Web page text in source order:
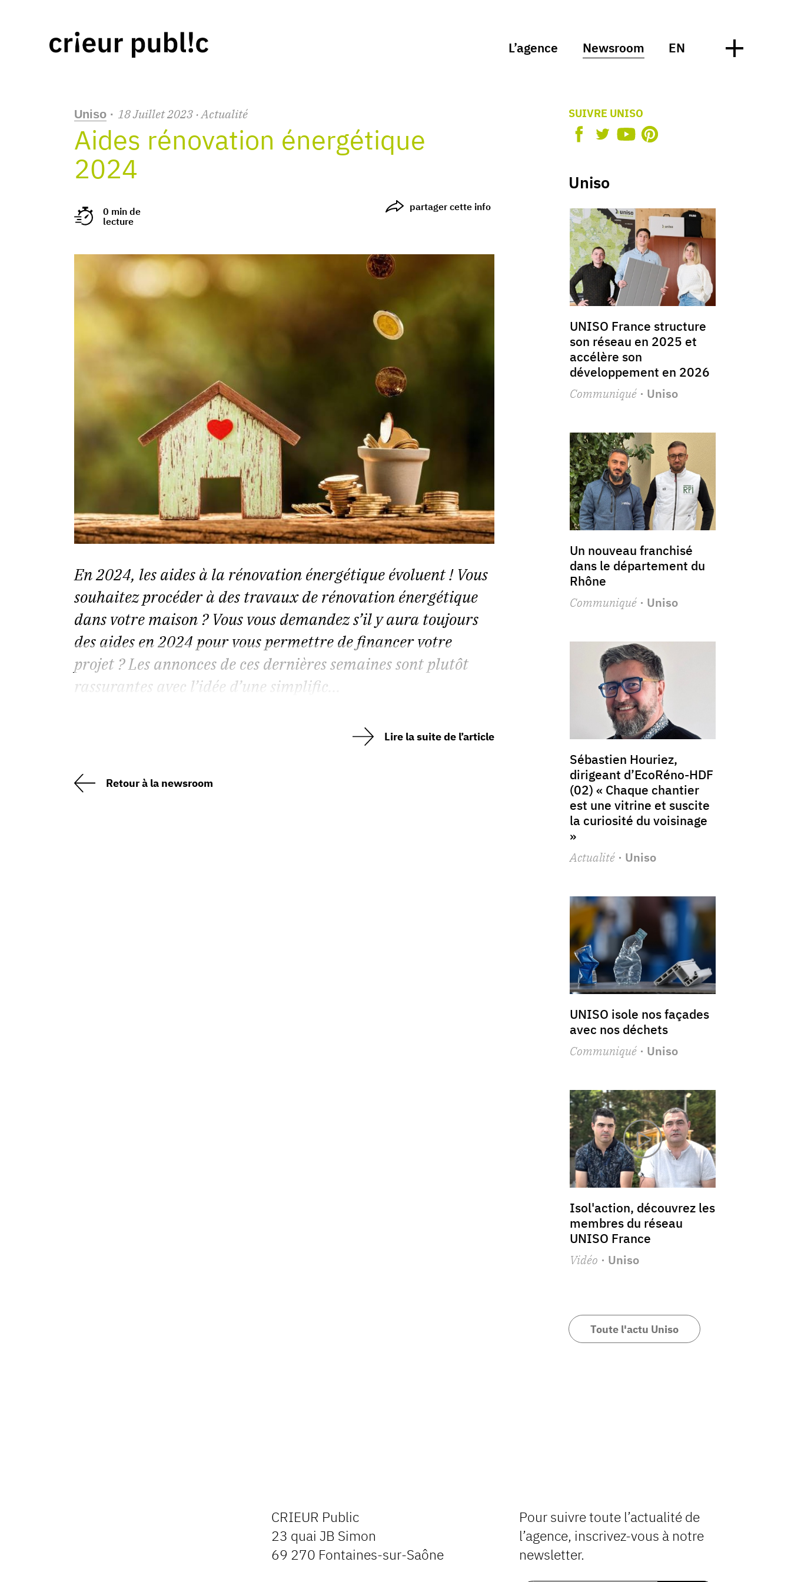
L’agence Newsroom EN
Uniso · 18Juillet2023 · Actualité
Aides rénovation énergétique
2024
0 min de
lecture
partager cette info
En 2024, les aides à la rénovation énergétique évoluent ! Vous
souhaitez procéder à des travaux de rénovation énergétique
dans votre maison ? Vous vous demandez s’il y aura toujours
des aides en 2024 pour vous permettre de financer votre
projet ? Les annonces de ces dernières semaines sont plutôt
rassurantes avec l’idée d’une simplific...
Lire la suite de l’article
Retour à la newsroom
SUIVRE UNISO
Uniso
UNISO France structure
son réseau en 2025 et
accélère son
développement en 2026
Communiqué· Uniso
Un nouveau franchisé
dans le département du
Rhône
Communiqué· Uniso
Sébastien Houriez,
dirigeant d’EcoRéno-HDF
(02) « Chaque chantier
est une vitrine et suscite
la curiosité du voisinage
»
Actualité· Uniso
UNISO isole nos façades
avec nos déchets
Communiqué· Uniso
Isol'action, découvrez les
membres du réseau
UNISO France
Vidéo · Uniso
Toute l'actu Uniso
CRIEUR Public
23 quai JB Simon
69 270 Fontaines-sur-Saône
Pour suivre toute l’actualité de
l’agence, inscrivez-vous à notre
newsletter.